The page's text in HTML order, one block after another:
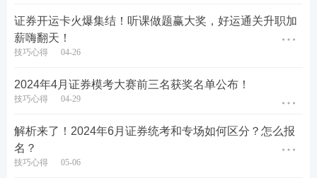
2、《金融市场基础知识》，参考
《证券行业专业人员一般业务水平
评价测试大纲(2023)》。
6月证券考试地点：
统考 专场
证券开运卡火爆集结！听课做题赢大奖，好运通关升职加
薪嗨翻天！
技巧心得 04-26
2024年4月证券模考大赛前三名获奖名单公布！
技巧心得 04-29
解析来了！2024年6月证券统考和专场如何区分？怎么报
名？
技巧心得 05-06